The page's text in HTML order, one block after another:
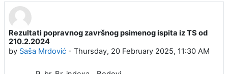
Rezultati popravnog završnog psimenog ispita iz TS od
210.2.2024
by Saša Mrdović - Thursday, 20 February 2025, 11:30 AM
Number of replies: 0